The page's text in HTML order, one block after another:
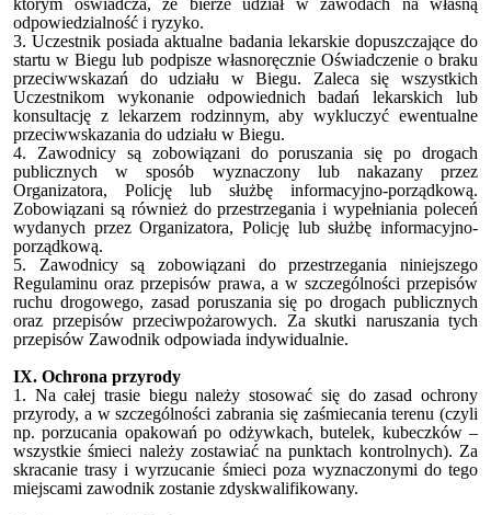
którym oświadcza, że bierze udział w zawodach na własną
odpowiedzialność i ryzyko.
3. Uczestnik posiada aktualne badania lekarskie dopuszczające do
startu w Biegu lub podpisze własnoręcznie Oświadczenie o braku
przeciwwskazań do udziału w Biegu. Zaleca się wszystkich
Uczestnikom wykonanie odpowiednich badań lekarskich lub
konsultację z lekarzem rodzinnym, aby wykluczyć ewentualne
przeciwwskazania do udziału w Biegu.
4. Zawodnicy są zobowiązani do poruszania się po drogach
publicznych w sposób wyznaczony lub nakazany przez
Organizatora, Policję lub służbę informacyjno-porządkową.
Zobowiązani są również do przestrzegania i wypełniania poleceń
wydanych przez Organizatora, Policję lub służbę informacyjno-
porządkową.
5. Zawodnicy są zobowiązani do przestrzegania niniejszego
Regulaminu oraz przepisów prawa, a w szczególności przepisów
ruchu drogowego, zasad poruszania się po drogach publicznych
oraz przepisów przeciwpożarowych. Za skutki naruszania tych
przepisów Zawodnik odpowiada indywidualnie.
IX. Ochrona przyrody
1. Na całej trasie biegu należy stosować się do zasad ochrony
przyrody, a w szczególności zabrania się zaśmiecania terenu (czyli
np. porzucania opakowań po odżywkach, butelek, kubeczków –
wszystkie śmieci należy zostawiać na punktach kontrolnych). Za
skracanie trasy i wyrzucanie śmieci poza wyznaczonymi do tego
miejscami zawodnik zostanie zdyskwalifikowany.